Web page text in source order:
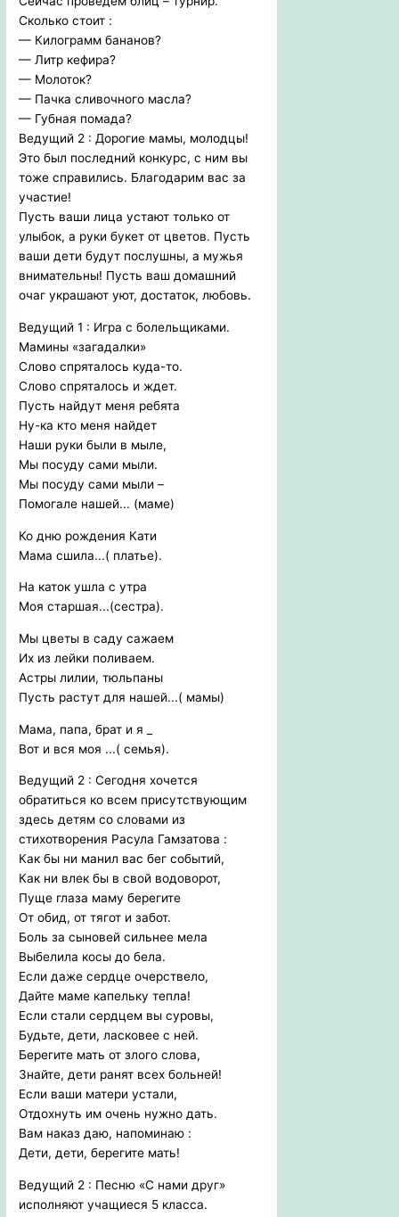
Сколько стоит :
— Килограмм бананов?
— Литр кефира?
— Молоток?
— Пачка сливочного масла?
— Губная помада?
Ведущий 2 : Дорогие мамы, молодцы!
Это был последний конкурс, с ним вы
тоже справились. Благодарим вас за
участие!
Пусть ваши лица устают только от
улыбок, а руки букет от цветов. Пусть
ваши дети будут послушны, а мужья
внимательны! Пусть ваш домашний
очаг украшают уют, достаток, любовь.
Ведущий 1 : Игра с болельщиками.
Мамины «загадалки»
Слово спряталось куда-то.
Слово спряталось и ждет.
Пусть найдут меня ребята
Ну-ка кто меня найдет
Наши руки были в мыле,
Мы посуду сами мыли.
Мы посуду сами мыли –
Помогале нашей... (маме)
Ко дню рождения Кати
Мама сшила...( платье).
На каток ушла с утра
Моя старшая...(сестра).
Мы цветы в саду сажаем
Их из лейки поливаем.
Астры лилии, тюльпаны
Пусть растут для нашей...( мамы)
Мама, папа, брат и я _
Вот и вся моя ...( семья).
Ведущий 2 : Сегодня хочется
обратиться ко всем присутствующим
здесь детям со словами из
стихотворения Расула Гамзатова :
Как бы ни манил вас бег событий,
Как ни влек бы в свой водоворот,
Пуще глаза маму берегите
От обид, от тягот и забот.
Боль за сыновей сильнее мела
Выбелила косы до бела.
Если даже сердце очерствело,
Дайте маме капельку тепла!
Если стали сердцем вы суровы,
Будьте, дети, ласковее с ней.
Берегите мать от злого слова,
Знайте, дети ранят всех больней!
Если ваши матери устали,
Отдохнуть им очень нужно дать.
Вам наказ даю, напоминаю :
Дети, дети, берегите мать!
Ведущий 2 : Песню «С нами друг»
исполняют учащиеся 5 класса.